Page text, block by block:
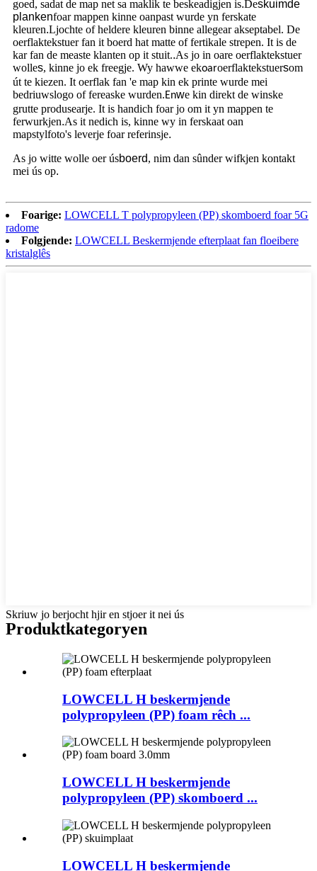
goed, sadat de map net sa maklik te beskeadigjen is.Deskuimde
plankenfoar mappen kinne oanpast wurde yn ferskate
kleuren.Ljochte of heldere kleuren binne allegear akseptabel. De
oerflaktekstuer fan it boerd hat matte of fertikale strepen. It is de
kar fan de measte klanten op it stuit..As jo ​​in oare oerflaktekstuer
wolles, kinne jo ek freegje. Wy hawwe ekoaroerflaktekstuersom
út te kiezen. It oerflak fan 'e map kin ek printe wurde mei
bedriuwslogo of fereaske wurden.Enwe kin direkt de winske
grutte produsearje. It is handich foar jo om it yn mappen te
ferwurkjen.As it nedich is, kinne wy ​​in ferskaat oan
mapstylfoto's leverje foar referinsje.
As jo ​​witte wolle oer úsboerd, nim dan sûnder wifkjen kontakt
mei ús op.
Foarige: LOWCELL T polypropyleen (PP) skomboerd foar 5G
radome
Folgjende: LOWCELL Beskermjende efterplaat fan floeibere
kristalglês
Skriuw jo berjocht hjir en stjoer it nei ús
Produktkategoryen
LOWCELL H beskermjende
polypropyleen (PP) foam rêch ...
LOWCELL H beskermjende
polypropyleen (PP) skomboerd ...
LOWCELL H beskermjende